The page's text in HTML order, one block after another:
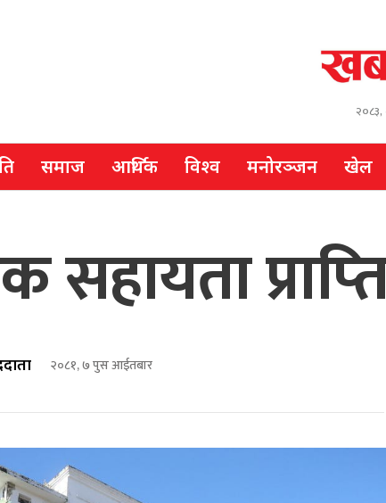
२०८३,
समाज आर्थिक विश्व मनोरञ्जन खेल
सहायता
२०८१, ७ पुस आईतबार